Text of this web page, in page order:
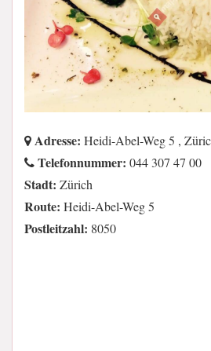
Adresse: Heidi-Abel-Weg 5 ,
Telefonnummer: 044 307 47 00
Stadt: Zürich
Route: Heidi-Abel-Weg 5
Postleitzahl: 8050